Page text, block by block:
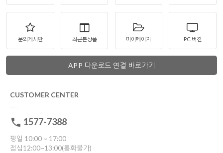
문의게시판 최근본상품 마이페이지 PC 버젼
APP 다운로드 연결 바로가기
CUSTOMER CENTER
1577-7388
평일 10:00 ~ 17:00
점심12:00~13:00(통화불가)